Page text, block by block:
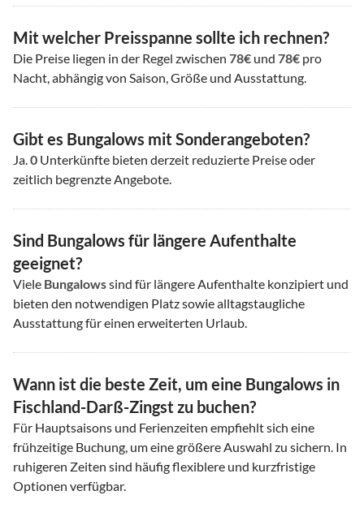
Mit welcher Preisspanne sollte ich rechnen?
Die Preise liegen in der Regel zwischen 78€ und 78€ pro
Nacht, abhängig von Saison, Größe und Ausstattung.
Gibt es Bungalows mit Sonderangeboten?
Ja.0 Unterkünfte bieten derzeit reduzierte Preise oder
zeitlich begrenzte Angebote.
Sind Bungalows für längere Aufenthalte
geeignet?
Viele Bungalowssind für längere Aufenthalte konzipiert und
bieten den notwendigen Platz sowie alltagstaugliche
Ausstattung für einen erweiterten Urlaub.
Wann ist die beste Zeit, um eine Bungalows in
Fischland-Darß-Zingst zu buchen?
Für Hauptsaisons und Ferienzeiten empfiehlt sich eine
frühzeitige Buchung, um eine größere Auswahl zu sichern. In
ruhigeren Zeiten sind häufig flexiblere und kurzfristige
Optionen verfügbar.